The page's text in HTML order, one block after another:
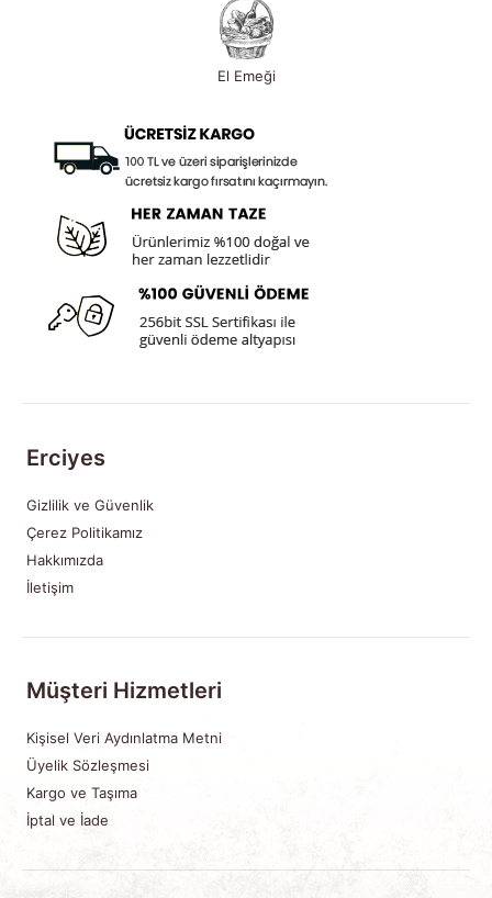
El Emeği
Erciyes
Gizlilik ve Güvenlik
Çerez Politikamız
Hakkımızda
İletişim
Müşteri Hizmetleri
Kişisel Veri Aydınlatma Metni
Üyelik Sözleşmesi
Kargo ve Taşıma
İptal ve İade